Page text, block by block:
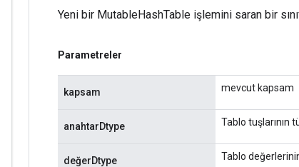
Yeni bir MutableHashTable işlemini saran bir
Parametreler
kapsam mevcut kapsam
anahtarDtype Tablo tuşlarının
değerDtype Tablo